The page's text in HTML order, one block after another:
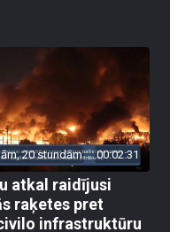
20 stundām 00:02:31
atkal raidījusi
raķetes pret
infrastruktūru